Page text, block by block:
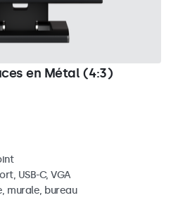
en Métal (4:3)
USB-C, VGA
murale, bureau